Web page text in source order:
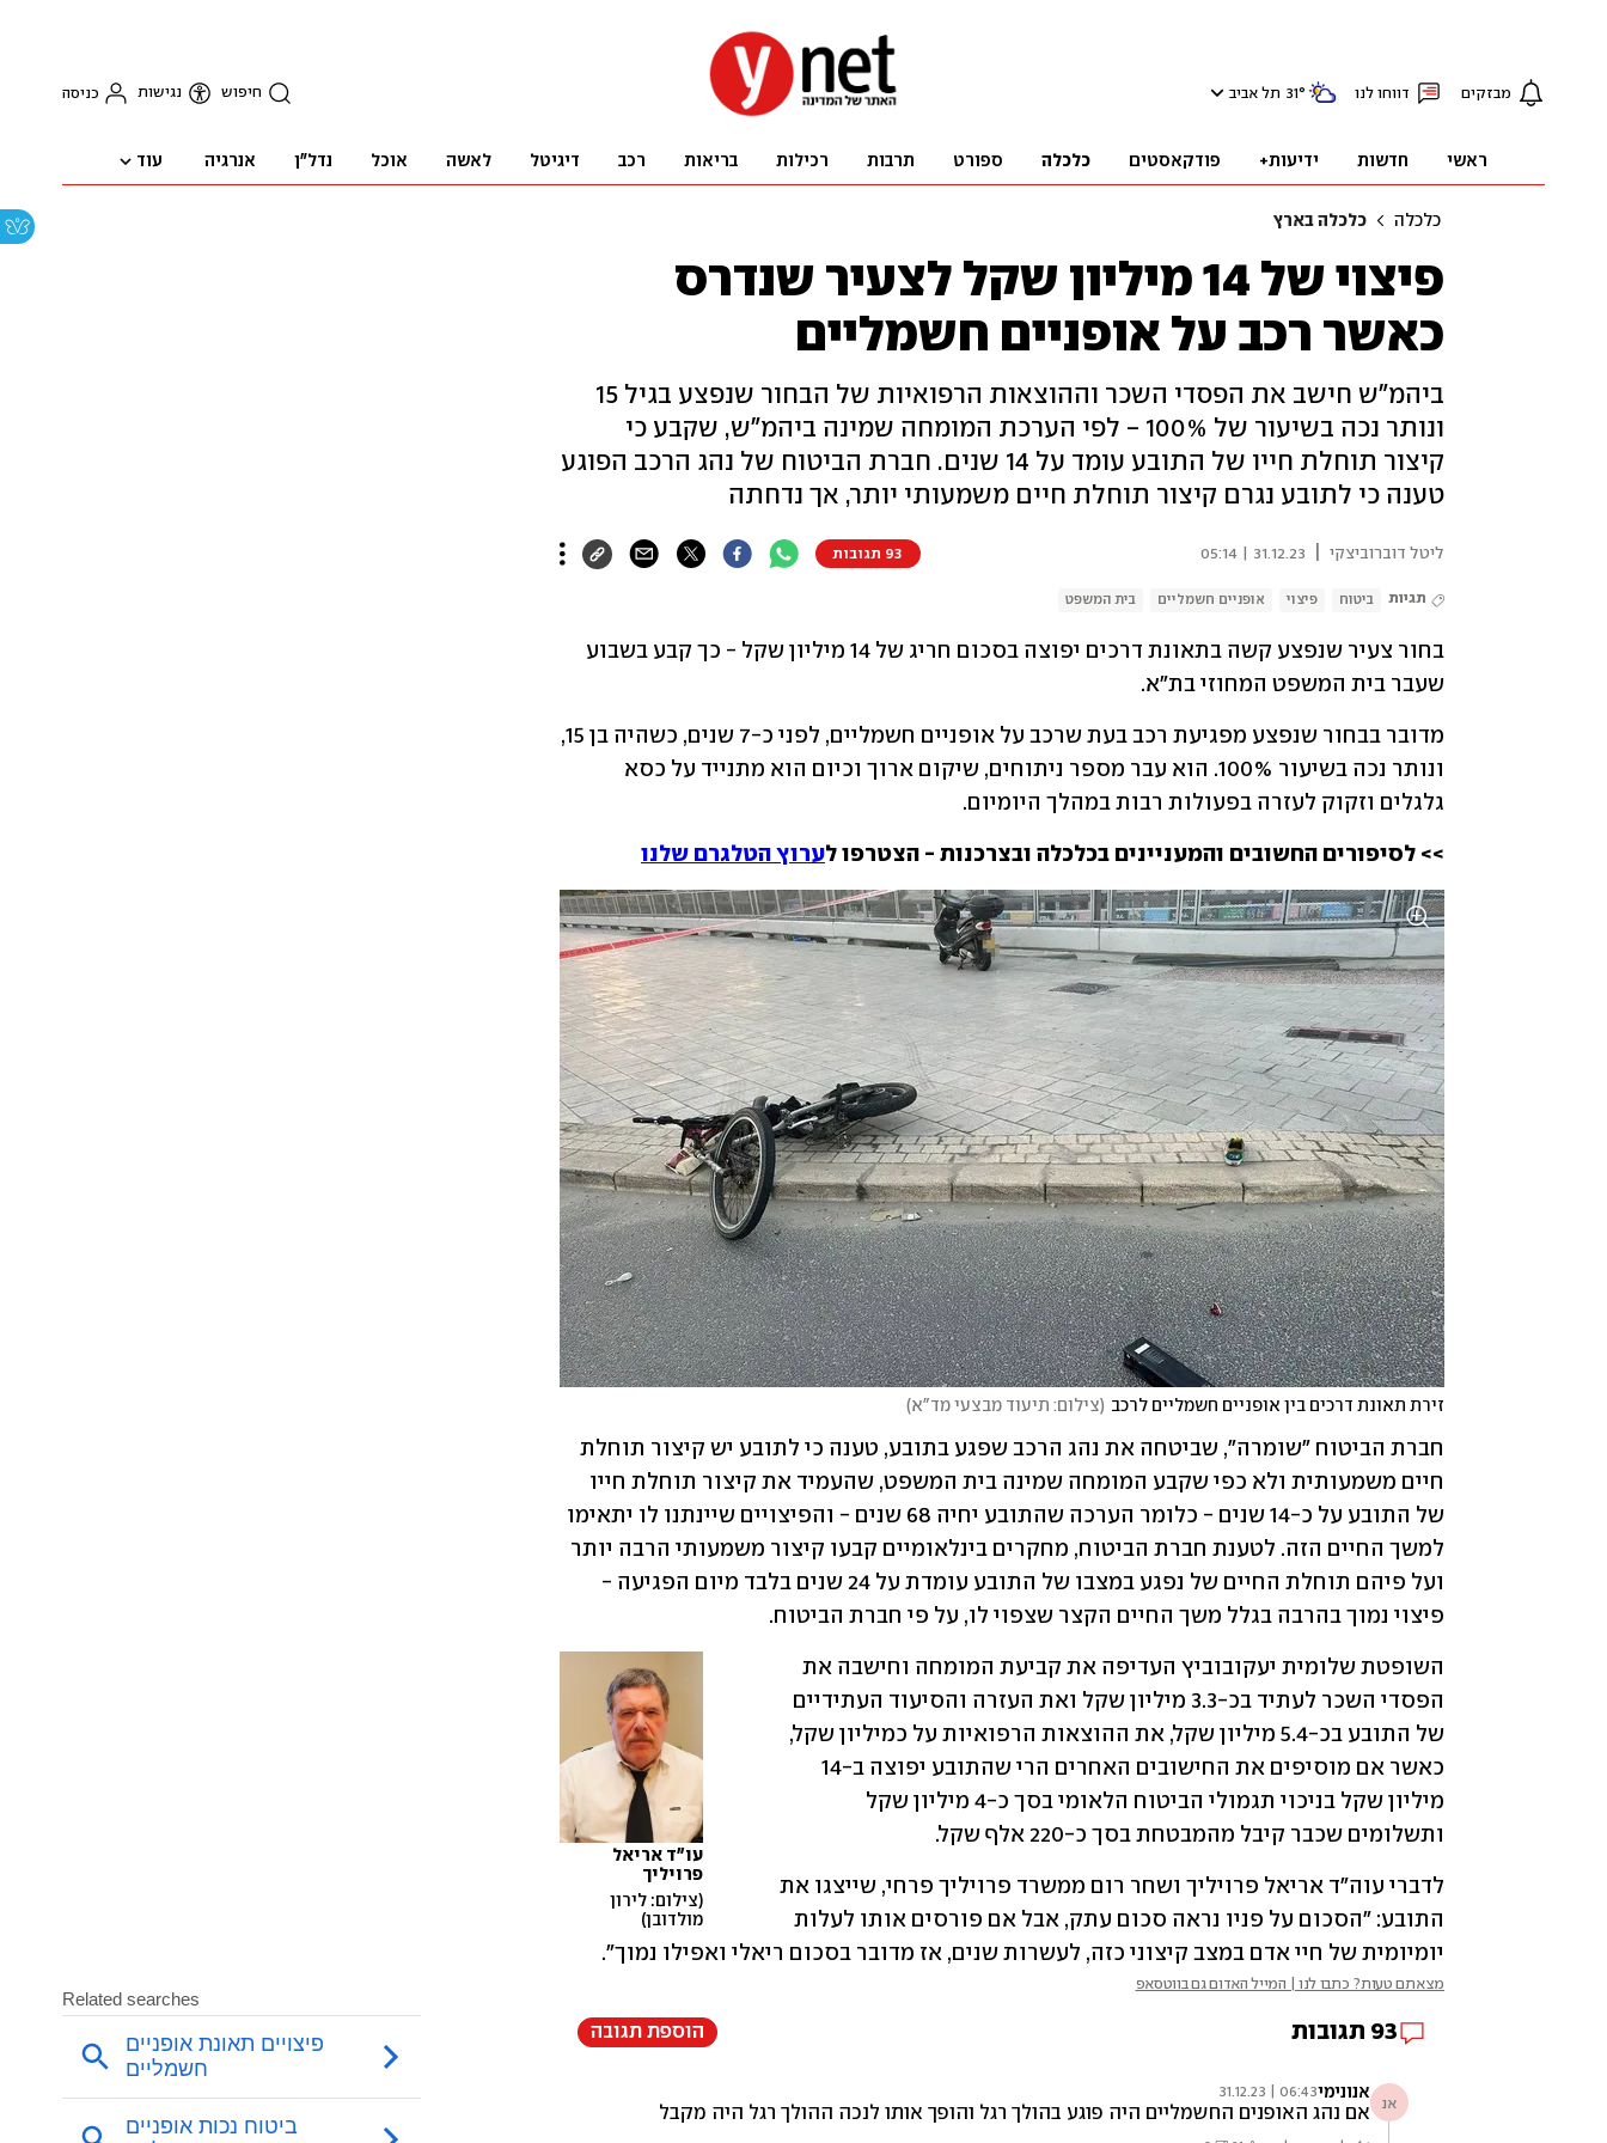
מבזקים דווחו לנו 31° תל אביב חיפוש נגישות כניסה
ראשי חדשות ידיעות+ פודקאסטים כלכלה ספורט תרבות רכילות בריאות רכב דיגיטל לאשה אוכל נדל"ן אנרגיה עוד
כלכלה כלכלה בארץ
פיצוי של 14 מיליון שקל לצעיר שנדרס
כאשר רכב על אופניים חשמליים
ביהמ"ש חישב את הפסדי השכר וההוצאות הרפואיות של הבחור שנפצע בגיל 15
ונותר נכה בשיעור של 100% - לפי הערכת המומחה שמינה ביהמ"ש, שקבע כי
קיצור תוחלת חייו של התובע עומד על 14 שנים. חברת הביטוח של נהג הרכב הפוגע
טענה כי לתובע נגרם קיצור תוחלת חיים משמעותי יותר, אך נדחתה
ליטל דוברוביצקי 31.12.23 | 05:14 93 תגובות
תגיות ביטוח פיצוי אופניים חשמליים בית המשפט
שעבר בית המשפט המחוזי בת"א.
גלגלים וזקוק לעזרה בפעולות רבות במהלך היומיום.
>> לסיפורים החשובים והמעניינים בכלכלה ובצרכנות - הצטרפו לערוץ הטלגרם שלנו
זירת תאונת דרכים בין אופניים חשמליים לרכב (צילום: תיעוד מבצעי מד"א)
פיצוי נמוך בהרבה בגלל משך החיים הקצר שצפוי לו, על פי חברת הביטוח.
פרויליך
מולדובן
ותשלומים שכבר קיבל מהמבטחת בסך כ-220 אלף שקל.
יומיומית של חיי אדם במצב קיצוני כזה, לעשרות שנים, אז מדובר בסכום ריאלי ואפילו נמוך".
מצאתם טעות? כתבו לנו | המייל האדום גם בווטסאפ
93 תגובות הוספת תגובה
אנ אנונימי06:43 | 31.12.23
אם נהג האופנים החשמליים היה פוגע בהולך רגל והופך אותו לנכה ההולך רגל היה מקבל כלום